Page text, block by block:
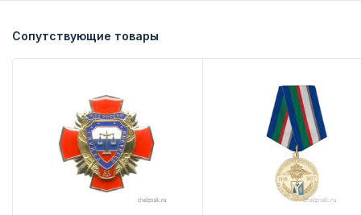
Сопутствующие товары